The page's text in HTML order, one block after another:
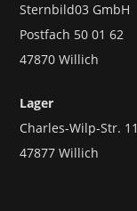
Sternbild03 GmbH
Postfach 50 01 62
47870 Willich
Lager
Charles-Wilp-Str. 11
47877 Willich